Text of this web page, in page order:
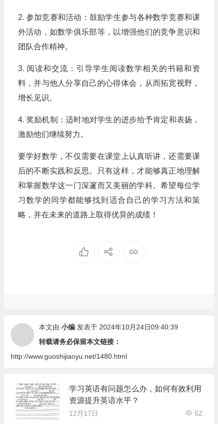
2. 参加竞赛和活动：鼓励学生参与各种数学竞赛和课
外活动，如数学俱乐部等，以增强他们的竞争意识和
团队合作精神。
3. 阅读和交流：引导学生阅读数学相关的书籍和资
料，并与他人分享自己的心得体会，从而拓宽视野，
增长见识。
4. 奖励机制：适时地对学生的进步给予肯定和表扬，
激励他们继续努力。
要学好数学，不仅需要在课堂上认真听讲，还需要课
后的不断实践和反思。只有这样，才能够真正地理解
和掌握数学这一门深邃而又美丽的学科。希望每位学
习数学的同学都能够找到适合自己的学习方法和策
略，并在未来的道路上取得优异的成绩！
本文由 小编发表于 2024年10月24日09:40:39
转载请务必保留本文链接：
http://www.guoshijiaoyu.net/1480.html
学习英语有问题怎么办，如何有效利用
资源提升英语水平？
12月17日 52